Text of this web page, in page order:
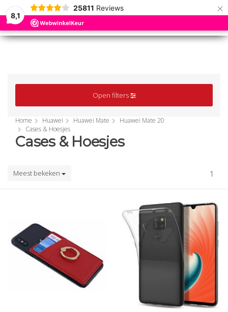
8,1
25811 Reviews ×
MENU
MENU
Open filters
Home Huawei Huawei Mate
Huawei Mate 20
Cases & Hoesjes
Cases & Hoesjes
Meest bekeken 1